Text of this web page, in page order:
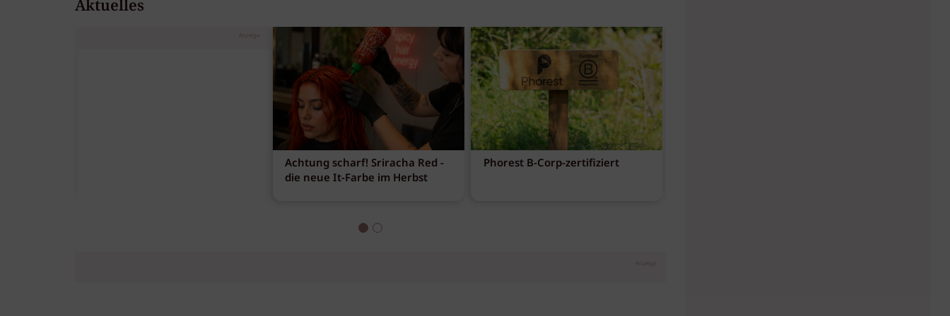
Aktuelles
Anzeige
Achtung scharf! Sriracha Red -
die neue It-Farbe im Herbst
Phorest B-Corp-zertifiziert
Anzeige